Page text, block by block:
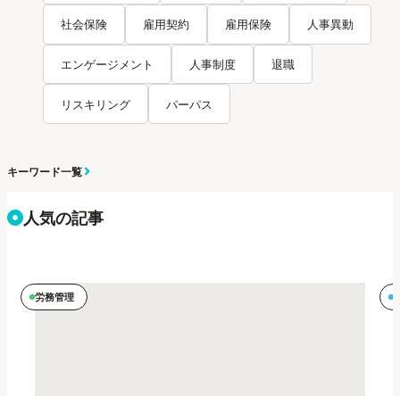
社会保険 雇用契約 雇用保険 人事異動
エンゲージメント 人事制度 退職
リスキリング パーパス
キーワード一覧
人気の記事
労務管理